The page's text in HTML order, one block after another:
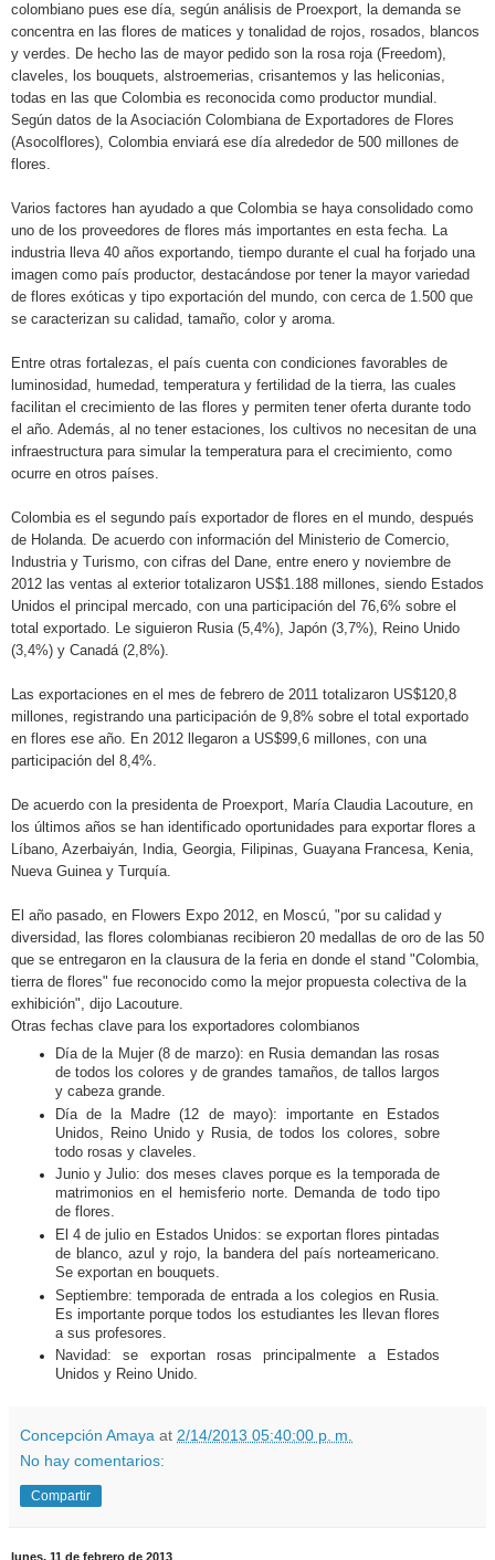
colombiano pues ese día, según análisis de Proexport, la demanda se
concentra en las flores de matices y tonalidad de rojos, rosados, blancos
y verdes. De hecho las de mayor pedido son la rosa roja (Freedom),
claveles, los bouquets, alstroemerias, crisantemos y las heliconias,
todas en las que Colombia es reconocida como productor mundial.
Según datos de la Asociación Colombiana de Exportadores de Flores
(Asocolflores), Colombia enviará ese día alrededor de 500 millones de
flores.
Varios factores han ayudado a que Colombia se haya consolidado como
uno de los proveedores de flores más importantes en esta fecha. La
industria lleva 40 años exportando, tiempo durante el cual ha forjado una
imagen como país productor, destacándose por tener la mayor variedad
de flores exóticas y tipo exportación del mundo, con cerca de 1.500 que
se caracterizan su calidad, tamaño, color y aroma.
Entre otras fortalezas, el país cuenta con condiciones favorables de
luminosidad, humedad, temperatura y fertilidad de la tierra, las cuales
facilitan el crecimiento de las flores y permiten tener oferta durante todo
el año. Además, al no tener estaciones, los cultivos no necesitan de una
infraestructura para simular la temperatura para el crecimiento, como
ocurre en otros países.
Colombia es el segundo país exportador de flores en el mundo, después
de Holanda. De acuerdo con información del Ministerio de Comercio,
Industria y Turismo, con cifras del Dane, entre enero y noviembre de
2012 las ventas al exterior totalizaron US$1.188 millones, siendo Estados
Unidos el principal mercado, con una participación del 76,6% sobre el
total exportado. Le siguieron Rusia (5,4%), Japón (3,7%), Reino Unido
(3,4%) y Canadá (2,8%).
Las exportaciones en el mes de febrero de 2011 totalizaron US$120,8
millones, registrando una participación de 9,8% sobre el total exportado
en flores ese año. En 2012 llegaron a US$99,6 millones, con una
participación del 8,4%.
De acuerdo con la presidenta de Proexport, María Claudia Lacouture, en
los últimos años se han identificado oportunidades para exportar flores a
Líbano, Azerbaiyán, India, Georgia, Filipinas, Guayana Francesa, Kenia,
Nueva Guinea y Turquía.
El año pasado, en Flowers Expo 2012, en Moscú, "por su calidad y
diversidad, las flores colombianas recibieron 20 medallas de oro de las 50
que se entregaron en la clausura de la feria en donde el stand "Colombia,
tierra de flores" fue reconocido como la mejor propuesta colectiva de la
exhibición", dijo Lacouture.
Otras fechas clave para los exportadores colombianos
Día de la Mujer (8 de marzo): en Rusia demandan las rosas
de todos los colores y de grandes tamaños, de tallos largos
y cabeza grande.
Día de la Madre (12 de mayo): importante en Estados
Unidos, Reino Unido y Rusia, de todos los colores, sobre
todo rosas y claveles.
Junio y Julio: dos meses claves porque es la temporada de
matrimonios en el hemisferio norte. Demanda de todo tipo
de flores.
El 4 de julio en Estados Unidos: se exportan flores pintadas
de blanco, azul y rojo, la bandera del país norteamericano.
Se exportan en bouquets.
Septiembre: temporada de entrada a los colegios en Rusia.
Es importante porque todos los estudiantes les llevan flores
a sus profesores.
Navidad: se exportan rosas principalmente a Estados
Unidos y Reino Unido.
Concepción Amaya at 2/14/2013 05:40:00 p. m.
No hay comentarios:
Compartir
lunes, 11 de febrero de 2013